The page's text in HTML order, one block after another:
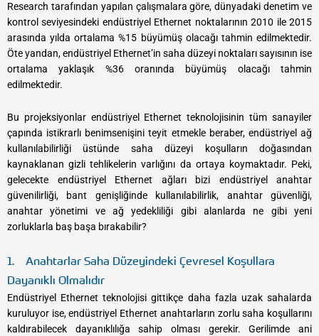
Research tarafından yapılan çalışmalara göre, dünyadaki denetim ve
kontrol seviyesindeki endüstriyel Ethernet noktalarının 2010 ile 2015
arasında yılda ortalama %15 büyümüş olacağı tahmin edilmektedir.
Öte yandan, endüstriyel Ethernet’in saha düzeyi noktaları sayısının ise
ortalama yaklaşık %36 oranında büyümüş olacağı tahmin
edilmektedir.
Bu projeksiyonlar endüstriyel Ethernet teknolojisinin tüm sanayiler
çapında istikrarlı benimsenişini teyit etmekle beraber, endüstriyel ağ
kullanılabilirliği üstünde saha düzeyi koşulların doğasından
kaynaklanan gizli tehlikelerin varlığını da ortaya koymaktadır. Peki,
gelecekte endüstriyel Ethernet ağları bizi endüstriyel anahtar
güvenilirliği, bant genişliğinde kullanılabilirlik, anahtar güvenliği,
anahtar yönetimi ve ağ yedekliliği gibi alanlarda ne gibi yeni
zorluklarla baş başa bırakabilir?
1. Anahtarlar Saha Düzeyindeki Çevresel Koşullara
Dayanıklı Olmalıdır
Endüstriyel Ethernet teknolojisi gittikçe daha fazla uzak sahalarda
kuruluyor ise, endüstriyel Ethernet anahtarların zorlu saha koşullarını
kaldırabilecek dayanıklılığa sahip olması gerekir. Gerilimde ani